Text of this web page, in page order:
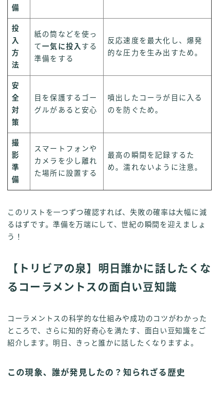
備
投
入
方
法
紙の筒などを使っ
て一気に投入 する
準備をする
反応速度を最大化し、爆発
的な圧力を生み出すため。
安
全
対
策
目を保護するゴー
グルがあると安心
噴出したコーラが目に入る
のを防ぐため。
撮
影
準
備
スマートフォンや
カメラを少し離れ
た場所に設置する
最高の瞬間を記録するた
め。濡れないように注意。
このリストを一つずつ確認すれば、失敗の確率は大幅に減
るはずです。準備を万端にして、世紀の瞬間を迎えましょ
う！
【トリビアの泉】明日誰かに話したくな
るコーラメントスの面白い豆知識
コーラメントスの科学的な仕組みや成功のコツがわかった
ところで、さらに知的好奇心を満たす、面白い豆知識をご
紹介します。明日、きっと誰かに話したくなりますよ。
この現象、誰が発見したの？知られざる歴史